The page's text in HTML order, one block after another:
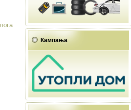
Кампања